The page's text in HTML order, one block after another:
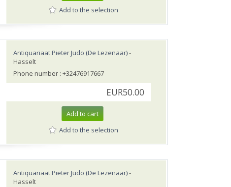
Add to the selection
Antiquariaat Pieter Judo (De Lezenaar)-
Hasselt
Phone number : +32476917667
EUR50.00
Add to cart
Add to the selection
Antiquariaat Pieter Judo (De Lezenaar)-
Hasselt